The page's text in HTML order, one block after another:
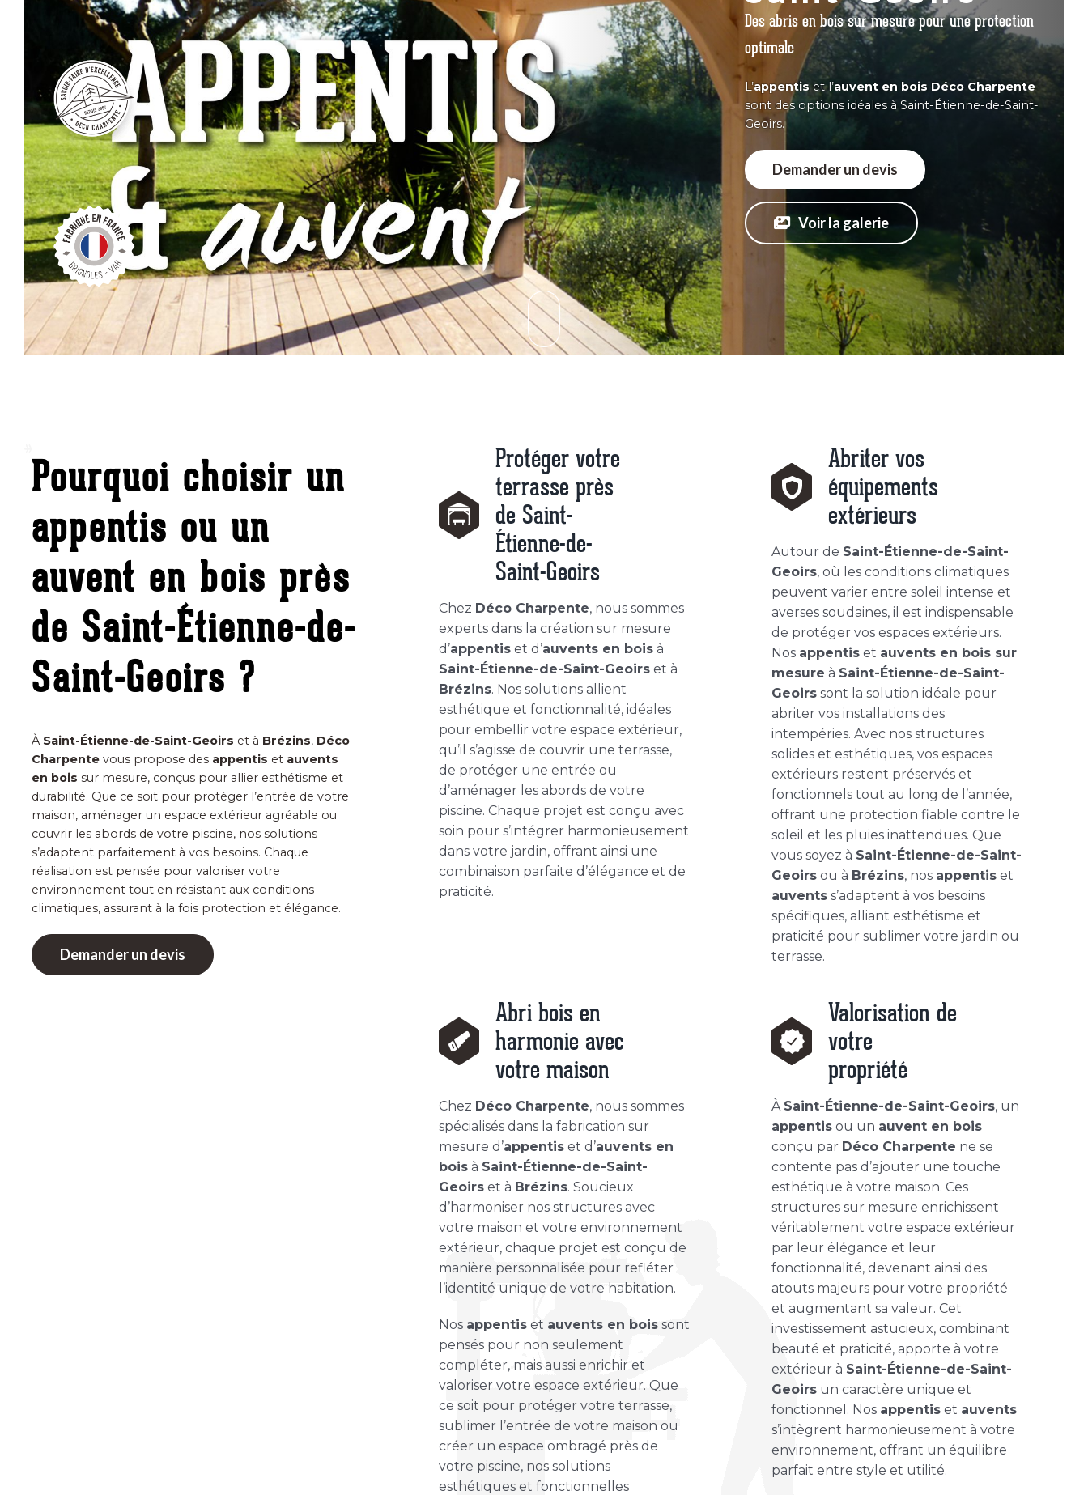
Des abris en bois sur mesure pour une protection
optimale
L’appentisetl’auvent en bois Déco Charpente
sontdes optionsidéales àSaint-Étienne-de-Saint-
Geoirs.
Demander un devis
Voir la galerie
Pourquoi choisir un
appentis ou un
auvent en bois près
de Saint-Étienne-de-
Saint-Geoirs ?
À Saint-Étienne-de-Saint-Geoirs et à Brézins, Déco
Charpentevous propose des appentis et auvents
en bois sur mesure, conçus pour allier esthétisme et
durabilité. Que ce soit pour protéger l’entrée de votre
maison, aménager un espace extérieur agréable ou
couvrir les abords de votre piscine, nos solutions
s’adaptent parfaitement à vos besoins. Chaque
réalisation est pensée pour valoriser votre
environnement tout en résistant aux conditions
climatiques, assurant à la fois protection et élégance.
Demander un devis
Protéger votre
terrasse près
de Saint-
Étienne-de-
Saint-Geoirs
Chez Déco Charpente, nous sommes
experts dans la création sur mesure
d’appentis et d’auvents en bois à
Saint-Étienne-de-Saint-Geoirs et à
Brézins. Nos solutions allient
esthétique et fonctionnalité, idéales
pour embellir votre espace extérieur,
qu’il s’agisse de couvrir une terrasse,
de protéger une entrée ou
d’aménager les abords de votre
piscine. Chaque projet est conçu avec
soin pour s’intégrer harmonieusement
dans votre jardin, offrant ainsi une
combinaison parfaite d’élégance et de
praticité.
Abriter vos
équipements
extérieurs
Autour de Saint-Étienne-de-Saint-
Geoirs, où les conditions climatiques
peuvent varier entre soleil intense et
averses soudaines, il est indispensable
de protéger vos espaces extérieurs.
Nos appentis et auvents en bois sur
mesure à Saint-Étienne-de-Saint-
Geoirs sont la solution idéale pour
abriter vos installations des
intempéries. Avec nos structures
solides et esthétiques, vos espaces
extérieurs restent préservés et
fonctionnels tout au long de l’année,
offrant une protection fiable contre le
soleil et les pluies inattendues. Que
vous soyez à Saint-Étienne-de-Saint-
Geoirs ou à Brézins, nos appentis et
auvents s’adaptent à vos besoins
spécifiques, alliant esthétisme et
praticité pour sublimer votre jardin ou
terrasse.
Abri bois en
harmonie avec
votre maison
Chez Déco Charpente, nous sommes
spécialisés dans la fabrication sur
mesure d’appentis et d’auvents en
bois à Saint-Étienne-de-Saint-
Geoirs et à Brézins. Soucieux
d’harmoniser nos structures avec
votre maison et votre environnement
extérieur, chaque projet est conçu de
manière personnalisée pour refléter
l’identité unique de votre habitation.
Nos appentis et auvents en bois sont
pensés pour non seulement
compléter, mais aussi enrichir et
valoriser votre espace extérieur. Que
ce soit pour protéger votre terrasse,
sublimer l’entrée de votre maison ou
créer un espace ombragé près de
votre piscine, nos solutions
esthétiques et fonctionnelles
Valorisation de
votre
propriété
À Saint-Étienne-de-Saint-Geoirs, un
appentis ou un auvent en bois
conçu par Déco Charpente ne se
contente pas d’ajouter une touche
esthétique à votre maison. Ces
structures sur mesure enrichissent
véritablement votre espace extérieur
par leur élégance et leur
fonctionnalité, devenant ainsi des
atouts majeurs pour votre propriété
et augmentant sa valeur. Cet
investissement astucieux, combinant
beauté et praticité, apporte à votre
extérieur à Saint-Étienne-de-Saint-
Geoirs un caractère unique et
fonctionnel. Nos appentis et auvents
s’intègrent harmonieusement à votre
environnement, offrant un équilibre
parfait entre style et utilité.